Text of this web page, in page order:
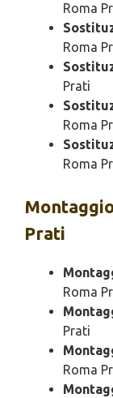
Roma
Roma
Prati
Roma
Roma
Prati
Roma
Prati
Roma